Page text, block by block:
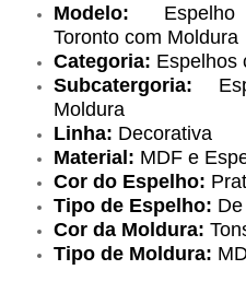
Modelo: Espelho
Toronto com Moldura
Categoria: Espelhos
Subcatergoria:
Moldura
Linha: Decorativa
Material: MDF e
Cor do Espelho:
Tipo de Espelho:
Cor da Moldura:
Tipo de Moldura: